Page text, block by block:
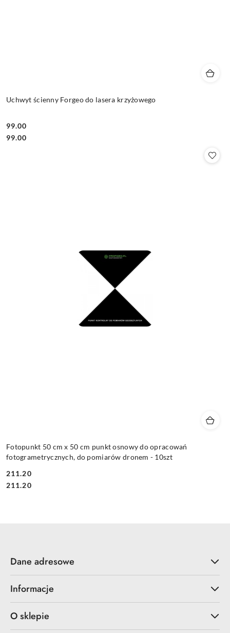
Uchwyt ścienny Forgeo do lasera krzyżowego
Cena:
99.00
Cena:
99.00
Fotopunkt 50 cm x 50 cm punkt osnowy do opracowań
fotogrametrycznych, do pomiarów dronem - 10szt
Cena:
211.20
Cena:
211.20
Dane adresowe
Informacje
O sklepie